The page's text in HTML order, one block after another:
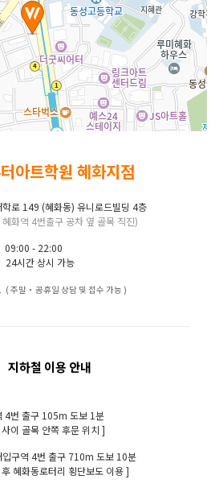
아트학원 혜화지점
로 149 (혜화동) 유니로드빌딩 4층
화역 4번출구 공차 옆 골목 직진)
09:00 - 22:00
24시간 상시 가능
( 주말・공휴일 상담 및 접수 가능 )
지하철 이용 안내
4번 출구 105m 도보 1분
이 골목 안쪽 후문 위치 ]
입구역 4번 출구 710m 도보 10분
혜화동로터리 횡단보도 이용 ]